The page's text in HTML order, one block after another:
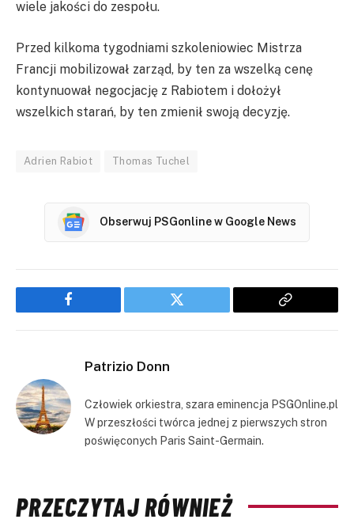
wiele jakości do zespołu.
Przed kilkoma tygodniami szkoleniowiec Mistrza
Francji mobilizował zarząd, by ten za wszelką cenę
kontynuował negocjację z Rabiotem i dołożył
wszelkich starań, by ten zmienił swoją decyzję.
Adrien Rabiot Thomas Tuchel
Obserwuj PSGonline w Google News
Facebook Twitter
Copy
Patrizio Donn
Człowiek orkiestra, szara eminencja PSGOnline.pl
W przeszłości twórca jednej z pierwszych stron
poświęconych Paris Saint-Germain.
PRZECZYTAJ RÓWNIEŻ